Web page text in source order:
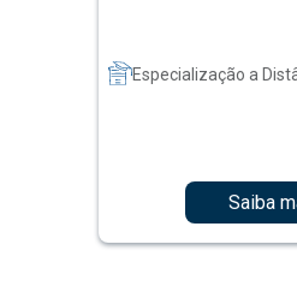
Especialização a
Saiba